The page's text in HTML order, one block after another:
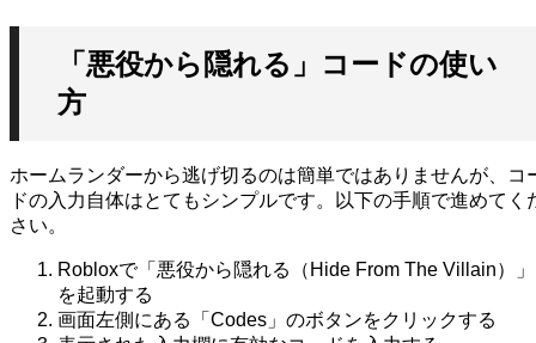
「悪役から隠れる」コードの使い
方
ホームランダーから逃げ切るのは簡単ではありませんが、コ
ドの入力自体はとてもシンプルです。以下の手順で進めてく
さい。
Robloxで「悪役から隠れる（Hide From The Villain）」
を起動する
画面左側にある「Codes」のボタンをクリックする